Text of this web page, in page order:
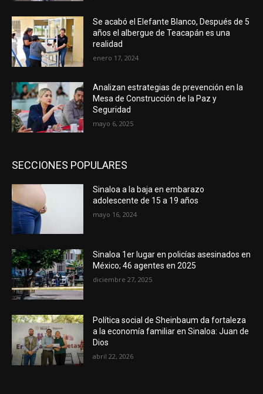
Se acabó el Elefante Blanco, Después de 5
años el albergue de Teacapán es una
realidad
enero 17, 2024
Analizan estrategias de prevención en la
Mesa de Construcción de la Paz y
Seguridad
mayo 6, 2025
SECCIONES POPULARES
Sinaloa a la baja en embarazo
adolescente de 15 a 19 años
mayo 16, 2024
Sinaloa 1er lugar en policías asesinados en
México; 46 agentes en 2025
diciembre 27, 2025
Política social de Sheinbaum da fortaleza
a la economía familiar en Sinaloa: Juan de
Dios
abril 22, 2026